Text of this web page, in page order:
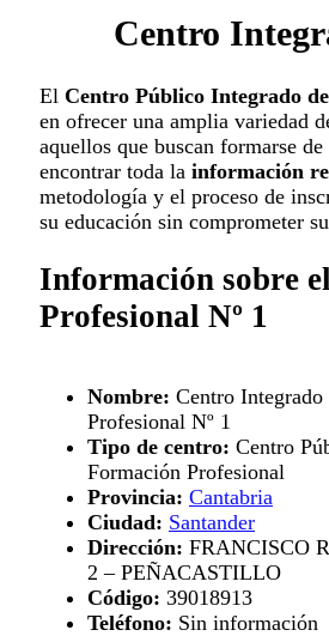
Centro
El Centro Público Integrado
en ofrecer una amplia variedad
aquellos que buscan formarse
encontrar toda la información
metodología y el proceso de
su educación sin comprometer
Información sobre
Profesional Nº 1
Nombre: Centro
Profesional Nº 1
Tipo de centro: Centro
Formación Profesional
Provincia: Cantabria
Ciudad: Santander
Dirección: FRANCISCO
2 – PEÑACASTILLO
Código: 39018913
Teléfono: Sin información